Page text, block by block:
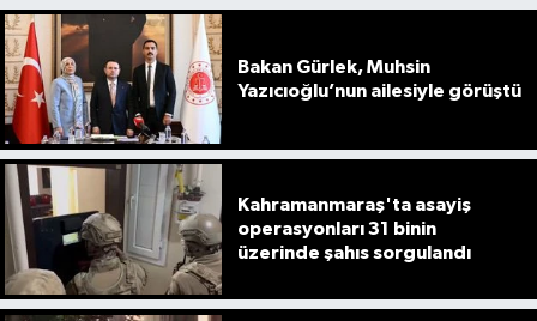
Bakan Gürlek, Muhsin
Yazıcıoğlu’nun ailesiyle görüştü
Kahramanmaraş'ta asayiş
operasyonları 31 binin
üzerinde şahıs sorgulandı